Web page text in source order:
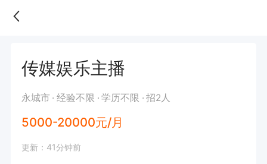
传媒娱乐主播
永城市 经验不限 学历不限 招2人
5000-20000元/月
更新：41分钟前